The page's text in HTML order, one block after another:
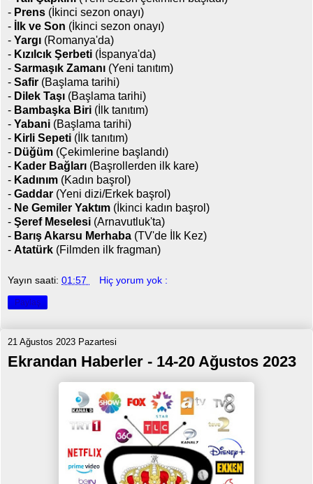
- Prens (İkinci sezon onayı)
-
İlk ve Son (İkinci sezon onayı)
- Yargı (Romanya'da)
- Kızılcık Şerbeti (İspanya'da)
- Sarmaşık Zamanı (Yeni tanıtım)
- Safir (Başlama tarihi)
- Dilek Taşı (Başlama tarihi)
- Bambaşka Biri (İlk tanıtım)
- Yabani (Başlama tarihi)
- Kirli Sepeti (İlk tanıtım)
- Düğüm (Çekimlerine başlandı)
- Kader Bağları (Başrollerden ilk kare)
- Kadınım (Kadın başrol)
- Gaddar (Yeni dizi/Erkek başrol)
- Ne Gemiler Yaktım (İkinci kadın başrol)
- Şeref Meselesi (Arnavutluk'ta)
- Barış Akarsu Merhaba (TV'de İlk Kez)
- Atatürk (Filmden ilk fragman)
Yayın saati: 01:57 Hiç yorum yok :
Paylaş
21 Ağustos 2023 Pazartesi
Ekrandan Haberler - 14-20 Ağustos 2023